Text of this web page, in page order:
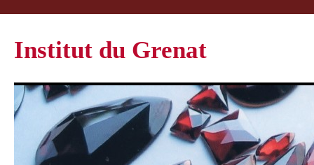
Institut du Grenat